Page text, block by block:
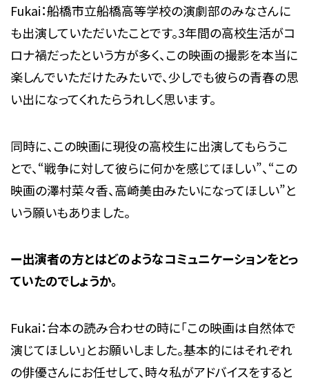
Fukai：船橋市立船橋高等学校の演劇部のみなさんに
も出演していただいたことです。3年間の高校生活がコ
ロナ禍だったという方が多く、この映画の撮影を本当に
楽しんでいただけたみたいで、少しでも彼らの青春の思
い出になってくれたらうれしく思います。
同時に、この映画に現役の高校生に出演してもらうこ
とで、“戦争に対して彼らに何かを感じてほしい”、“この
映画の澤村菜々香、高崎美由みたいになってほしい”と
いう願いもありました。
ー出演者の方とはどのようなコミュニケーションをとっ
ていたのでしょうか。
Fukai：台本の読み合わせの時に「この映画は自然体で
演じてほしい」とお願いしました。基本的にはそれぞれ
の俳優さんにお任せして、時々私がアドバイスをすると